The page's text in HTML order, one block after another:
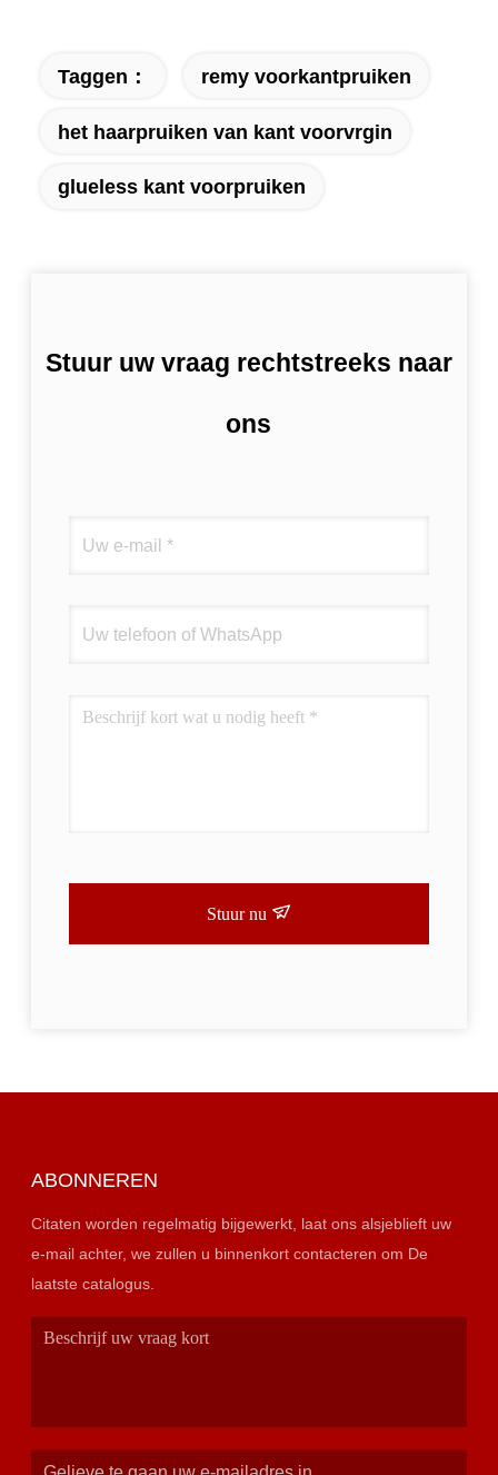
Taggen： remy voorkantpruiken
het haarpruiken van kant voorvrgin
glueless kant voorpruiken
Stuur uw vraag rechtstreeks naar
ons
Stuur nu
ABONNEREN
Citaten worden regelmatig bijgewerkt, laat ons alsjeblieft uw
e-mail achter, we zullen u binnenkort contacteren om De
laatste catalogus.